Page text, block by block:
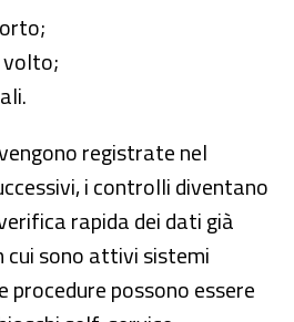
volto;
registrate nel
i controlli diventano
rapida dei dati già
cui sono attivi sistemi
possono essere